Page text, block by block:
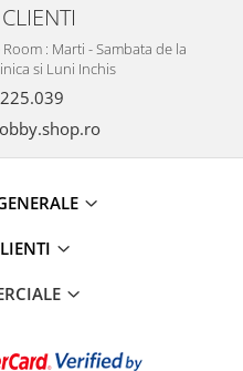
: Marti - Sambata de la
si Luni Inchis